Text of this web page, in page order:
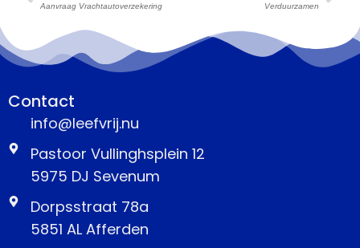
Aanvraag Vrachtautoverzekering Verduurzamen
Contact
info@leefvrij.nu
Pastoor Vullinghsplein 12
5975 DJ Sevenum
Dorpsstraat 78a
5851 AL Afferden